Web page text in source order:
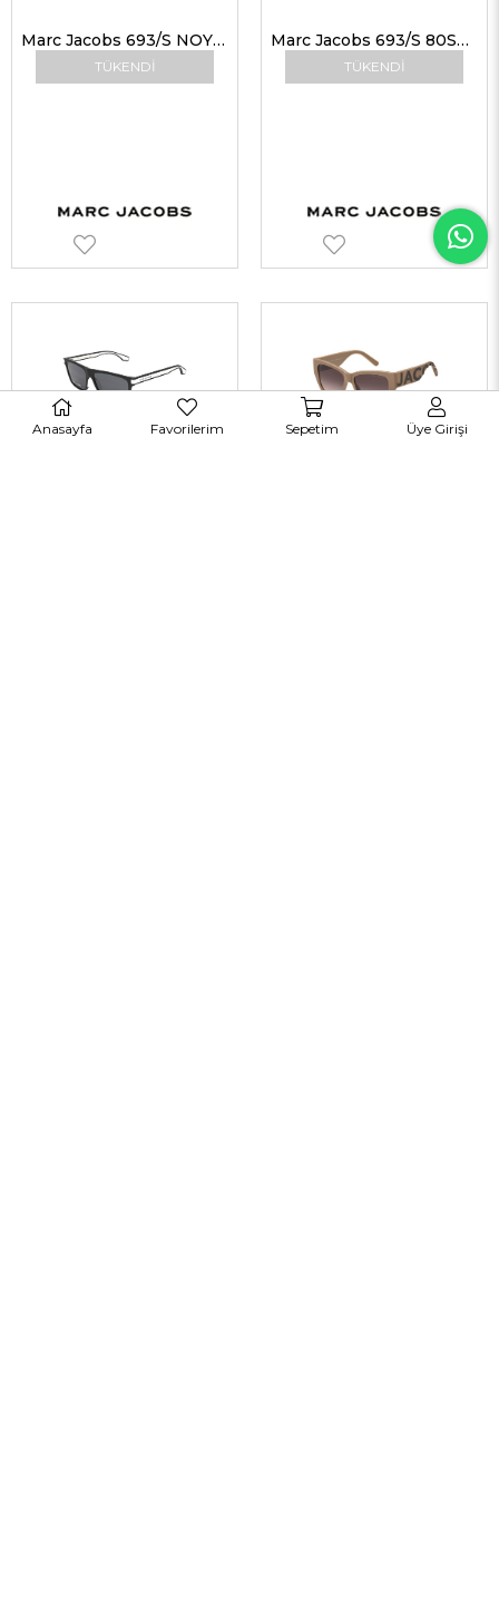
TÜKENDI
Marc Jacobs 693/S NOYHA 55 Marc Jacobs Güneş Gözlüğü
TÜKENDI
Marc Jacobs 693/S 80S2K 55 Marc Jacobs Güneş Gözlüğü
Anasayfa Favorilerim Sepetim Üye Girişi